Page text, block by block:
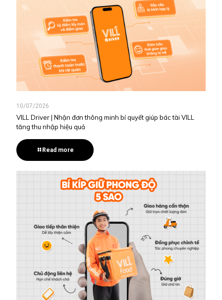
10/07/2026
VILL Driver | Nhận đơn thông minh bí quyết giúp bác tài VILL
tăng thu nhập hiệu quả
Read more